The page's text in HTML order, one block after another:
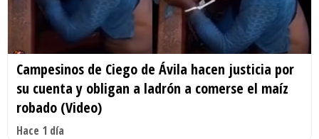
Campesinos de Ciego de Ávila hacen justicia por
su cuenta y obligan a ladrón a comerse el maíz
robado (Video)
Hace 1 día